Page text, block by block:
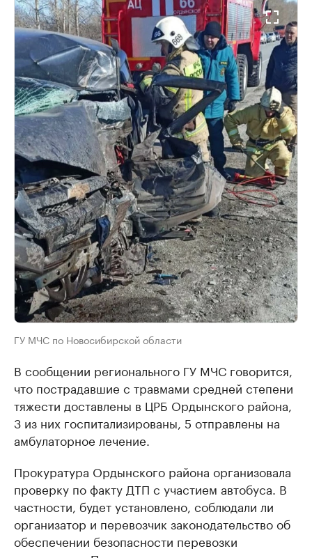
ГУ МЧС по Новосибирской области
В сообщении регионального ГУ МЧС говорится,
что пострадавшие с травмами средней степени
тяжести доставлены в ЦРБ Ордынского района,
3 из них госпитализированы, 5 отправлены на
амбулаторное лечение.
Прокуратура Ордынского района организовала
проверку по факту ДТП с участием автобуса. В
частности, будет установлено, соблюдали ли
организатор и перевозчик законодательство об
обеспечении безопасности перевозки